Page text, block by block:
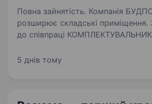
Повна зайнятість. Компанія БУДПОСТАЧ
розширює складські
до співпраці
відповідальність, старанність,
5 днів тому